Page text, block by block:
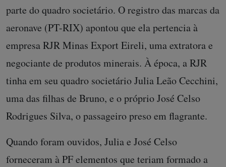
parte do quadro societário. O registro das marcas da
aeronave (PT-RIX) apontou que ela pertencia à
empresa RJR Minas Export Eireli, uma extratora e
negociante de produtos minerais. À época, a RJR
tinha em seu quadro societário Julia Leão Cecchini,
uma das filhas de Bruno, e o próprio José Celso
Rodrigues Silva, o passageiro preso em flagrante.
Quando foram ouvidos, Julia e José Celso
forneceram à PF elementos que teriam formado a